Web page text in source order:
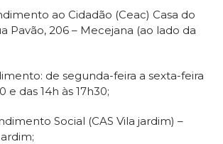
ao Cidadão (Ceac) Casa do
Pavão, 206 – Mecejana (ao lado da
de segunda-feira a sexta-feira
e das 14h às 17h30;
Social (CAS Vila jardim) –